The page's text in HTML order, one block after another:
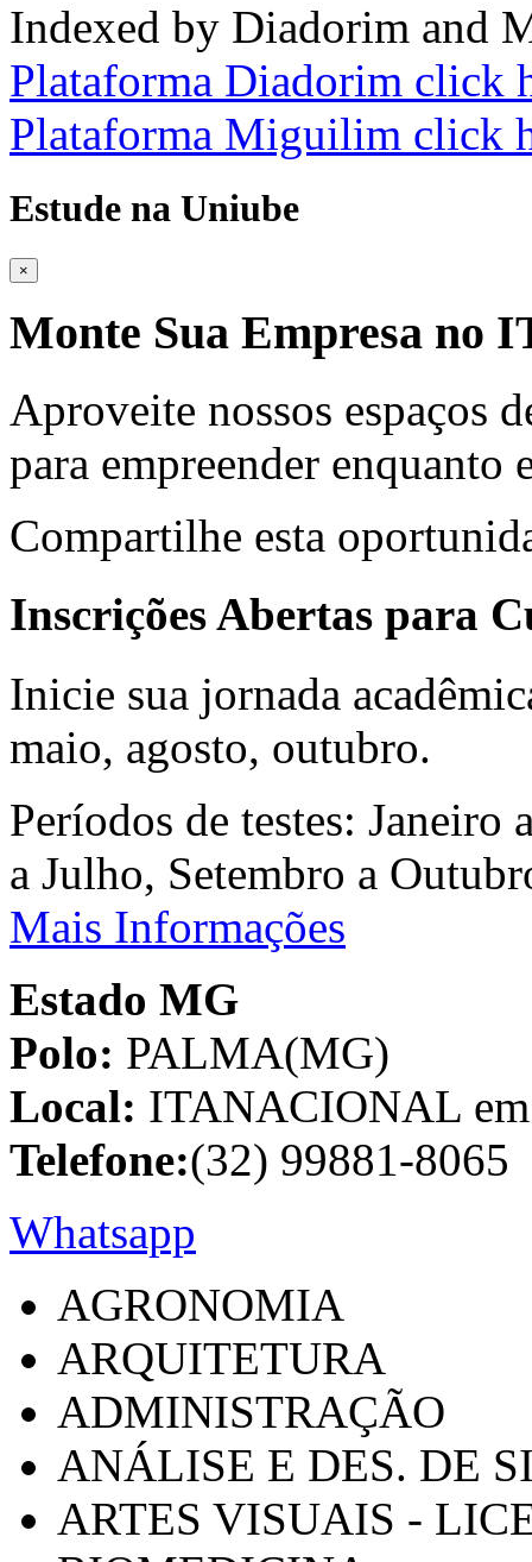
Indexed by Diadorim and
Plataforma Diadorim click
Plataforma Miguilim click
Estude na Uniube
×
Monte Sua Empresa no
Aproveite nossos espaços
para empreender enquanto
Compartilhe esta
Inscrições Abertas para
Inicie sua jornada
maio, agosto, outubro.
Períodos de testes:
a Julho, Setembro a
Mais Informações
Estado MG
Polo: PALMA(MG)
Local: ITANACIONAL
Telefone:(32) 99881-8065
Whatsapp
AGRONOMIA
ARQUITETURA
ADMINISTRAÇÃO
ANÁLISE E DES. DE
ARTES VISUAIS -